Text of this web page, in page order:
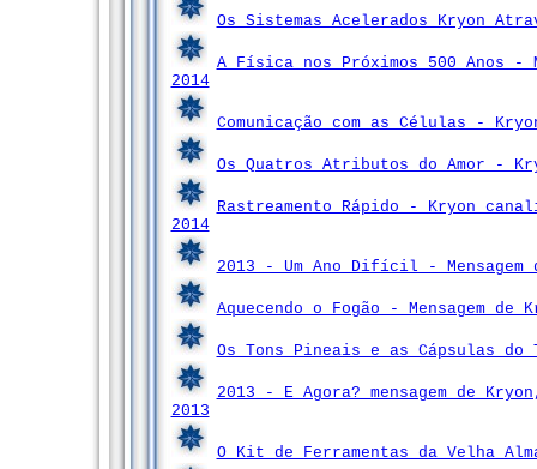
Os Sistemas Acelerados Kryon
A Física nos Próximos 500 Anos -
2014
Comunicação com as Células -
Os Quatros Atributos do Amor -
Rastreamento Rápido - Kryon
2014
2013 - Um Ano Difícil -
Aquecendo o Fogão - Mensagem
Os Tons Pineais e as Cápsulas
2013 - E Agora? mensagem de
2013
O Kit de Ferramentas da Velha